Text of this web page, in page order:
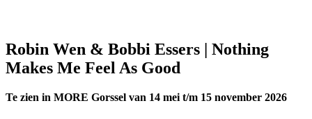
Robin Wen & Bobbi Essers | Nothing
Makes Me Feel As Good
Te zien in MORE Gorssel van 14 mei t/m 15 november 2026